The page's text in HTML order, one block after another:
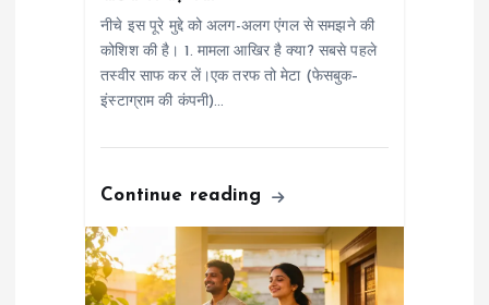
नीचे इस पूरे मुद्दे को अलग-अलग एंगल से समझने की
कोशिश की है। 1. मामला आखिर है क्या? सबसे पहले
तस्वीर साफ कर लें।एक तरफ तो मेटा (फेसबुक–
इंस्टाग्राम की कंपनी)…
Continue reading